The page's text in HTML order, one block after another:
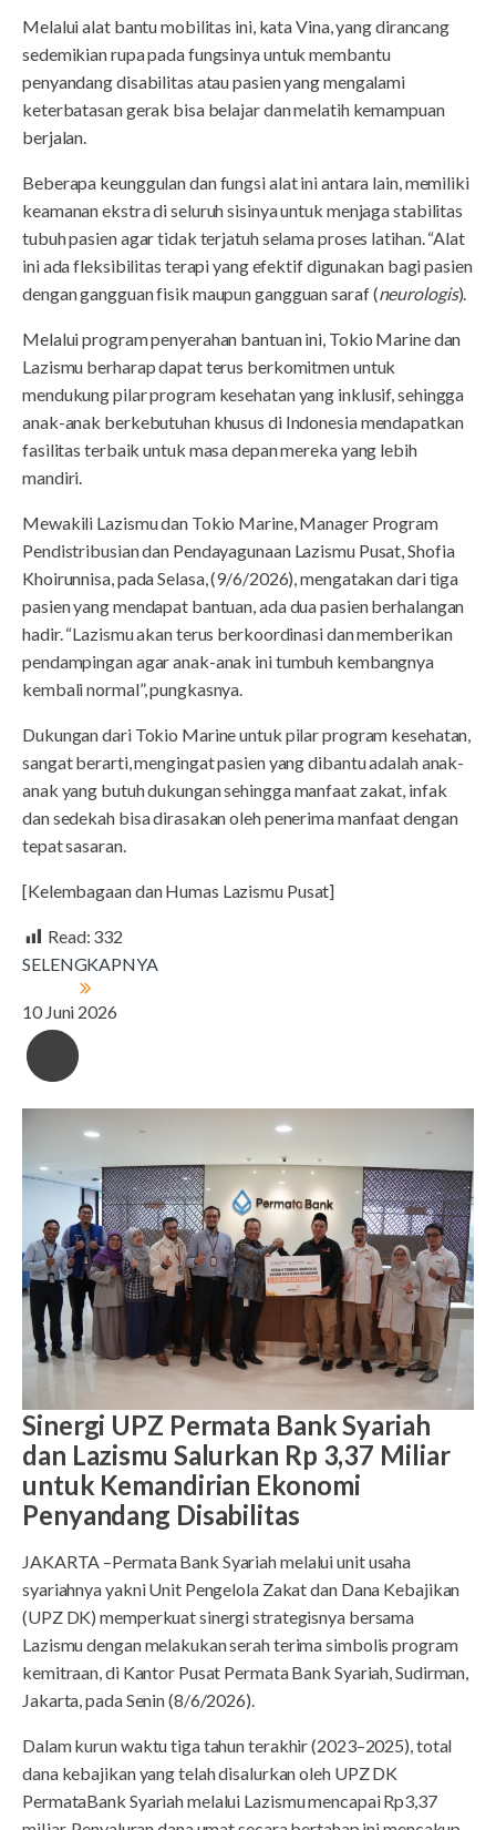
Melalui alat bantu mobilitas ini, kata Vina, yang dirancang
sedemikian rupa pada fungsinya untuk membantu
penyandang disabilitas atau pasien yang mengalami
keterbatasan gerak bisa belajar dan melatih kemampuan
berjalan.
Beberapa keunggulan dan fungsi alat ini antara lain, memiliki
keamanan ekstra di seluruh sisinya untuk menjaga stabilitas
tubuh pasien agar tidak terjatuh selama proses latihan. “Alat
ini ada fleksibilitas terapi yang efektif digunakan bagi pasien
dengan gangguan fisik maupun gangguan saraf (neurologis).
Melalui program penyerahan bantuan ini, Tokio Marine dan
Lazismu berharap dapat terus berkomitmen untuk
mendukung pilar program kesehatan yang inklusif, sehingga
anak-anak berkebutuhan khusus di Indonesia mendapatkan
fasilitas terbaik untuk masa depan mereka yang lebih
mandiri.
Mewakili Lazismu dan Tokio Marine, Manager Program
Pendistribusian dan Pendayagunaan Lazismu Pusat, Shofia
Khoirunnisa, pada Selasa, (9/6/2026), mengatakan dari tiga
pasien yang mendapat bantuan, ada dua pasien berhalangan
hadir. “Lazismu akan terus berkoordinasi dan memberikan
pendampingan agar anak-anak ini tumbuh kembangnya
kembali normal”, pungkasnya.
Dukungan dari Tokio Marine untuk pilar program kesehatan,
sangat berarti, mengingat pasien yang dibantu adalah anak-
anak yang butuh dukungan sehingga manfaat zakat, infak
dan sedekah bisa dirasakan oleh penerima manfaat dengan
tepat sasaran.
[Kelembagaan dan Humas Lazismu Pusat]
Read: 332
SELENGKAPNYA
10 Juni 2026
Sinergi UPZ Permata Bank Syariah
dan Lazismu Salurkan Rp 3,37 Miliar
untuk Kemandirian Ekonomi
Penyandang Disabilitas
JAKARTA –Permata Bank Syariah melalui unit usaha
syariahnya yakni Unit Pengelola Zakat dan Dana Kebajikan
(UPZ DK) memperkuat sinergi strategisnya bersama
Lazismu dengan melakukan serah terima simbolis program
kemitraan, di Kantor Pusat Permata Bank Syariah, Sudirman,
Jakarta, pada Senin (8/6/2026).
Dalam kurun waktu tiga tahun terakhir (2023–2025), total
dana kebajikan yang telah disalurkan oleh UPZ DK
PermataBank Syariah melalui Lazismu mencapai Rp3,37